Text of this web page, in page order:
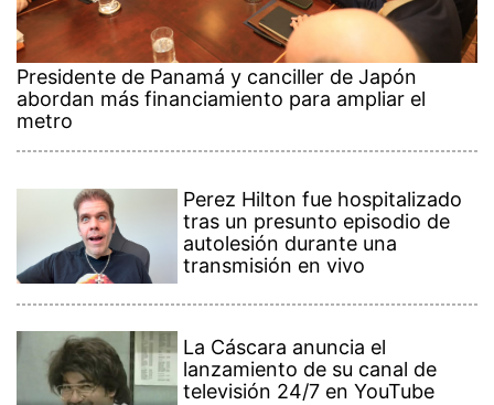
Presidente de Panamá y canciller de Japón
abordan más financiamiento para ampliar el
metro
Perez Hilton fue hospitalizado
tras un presunto episodio de
autolesión durante una
transmisión en vivo
La Cáscara anuncia el
lanzamiento de su canal de
televisión 24/7 en YouTube